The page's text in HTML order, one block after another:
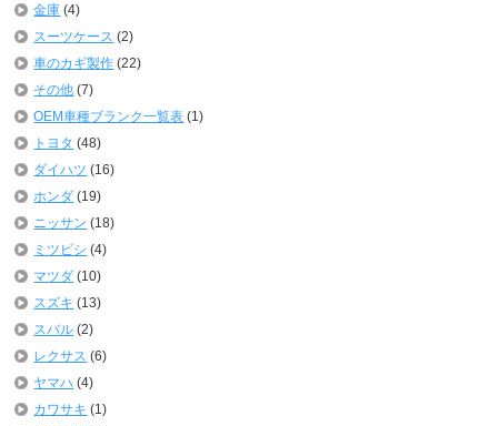
金庫 (4)
スーツケース (2)
車のカギ製作 (22)
その他 (7)
OEM車種ブランク一覧表 (1)
トヨタ (48)
ダイハツ (16)
ホンダ (19)
ニッサン (18)
ミツビシ (4)
マツダ (10)
スズキ (13)
スバル (2)
レクサス (6)
ヤマハ (4)
カワサキ (1)